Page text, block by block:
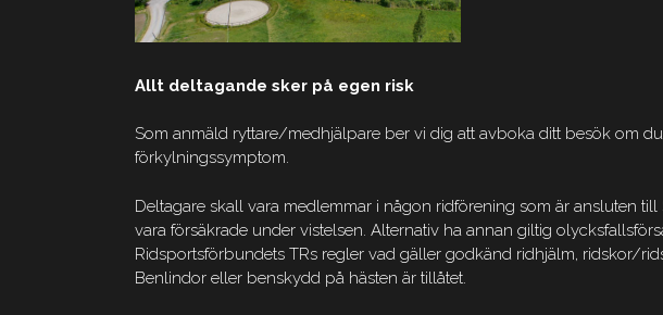
Allt deltagande sker på egen risk
Som anmäld ryttare/medhjälpare ber vi dig att avboka ditt besök om
förkylningssymptom.
Deltagare skall vara medlemmar i någon ridförening som är ansluten
vara försäkrade under vistelsen. Alternativ ha annan giltig
Ridsportsförbundets TRs regler vad gäller godkänd ridhjälm, ridskor/
Benlindor eller benskydd på hästen är tillåtet.